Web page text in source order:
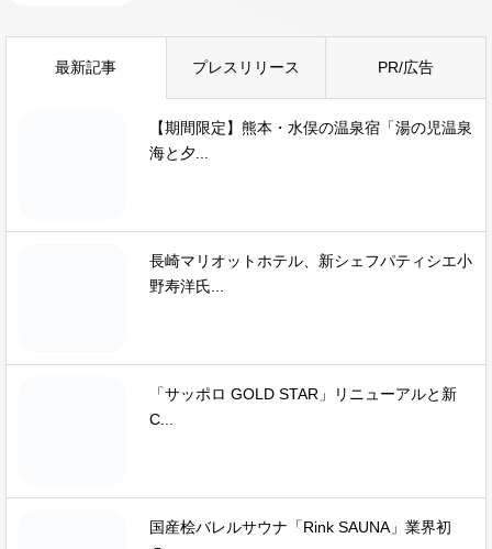
最新記事 プレスリリース PR/広告
【期間限定】熊本・水俣の温泉宿「湯の児温泉
海と夕...
長崎マリオットホテル、新シェフパティシエ小
野寿洋氏...
「サッポロ GOLD STAR」リニューアルと新
C...
国産桧バレルサウナ「Rink SAUNA」業界初